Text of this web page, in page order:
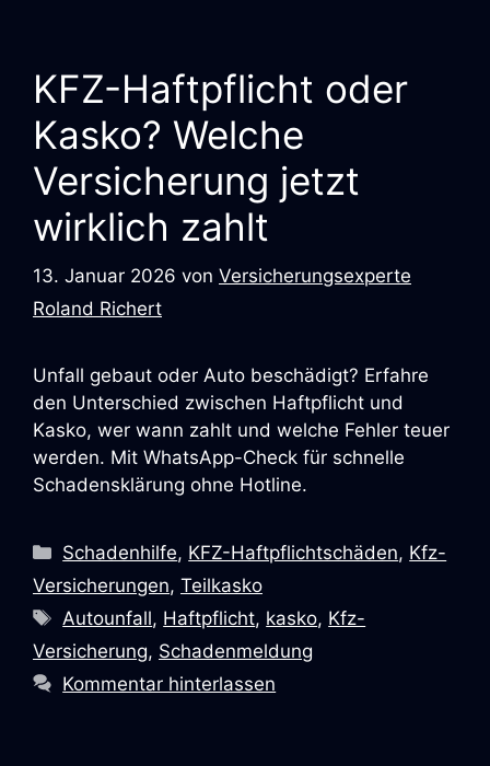
KFZ-Haftpflicht oder
Kasko? Welche
Versicherung jetzt
wirklich zahlt
13. Januar 2026 von Versicherungsexperte
Roland Richert
Unfall gebaut oder Auto beschädigt? Erfahre
den Unterschied zwischen Haftpflicht und
Kasko, wer wann zahlt und welche Fehler teuer
werden. Mit WhatsApp-Check für schnelle
Schadensklärung ohne Hotline.
Schadenhilfe, KFZ-Haftpflichtschäden, Kfz-
Versicherungen, Teilkasko
Autounfall, Haftpflicht, kasko, Kfz-
Versicherung, Schadenmeldung
Kommentar hinterlassen